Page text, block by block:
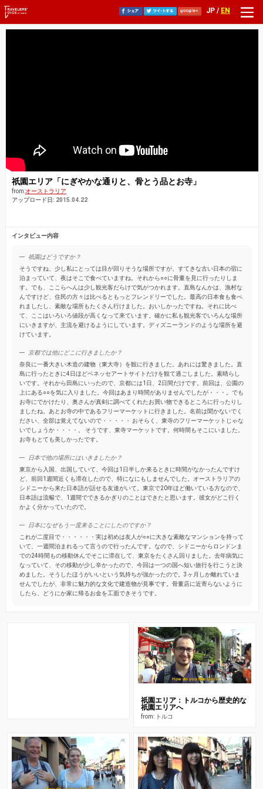
JP / EN
祇園エリア「にぎやかな通りと、骨とう品とお寺」
from:オーストラリア
アップロード日: 2015.04.22
インタビュー内容
祇園はどうですか？
そうですね、少し私にとっては目が回りそうな場所ですが、すてきな古い日本の宿に
泊まっていて、夜はそこで食べていますね。それから○○に骨董を見に行ったりしま
す。でも、ここらへんは少し観光客だらけで気がつかれます。直島なんかは、漁村な
んですけど、住民の方々は比べるともっとフレンドリーでした。最高の日本食も食べ
れましたし、素敵な場所もたくさん行けました。おいしかったですね。それに比べ
て、ここはいろいろ値段が高くなって来ています。確かに私も観光客でいろんな場所
にいきますが、主流を避けるようにしています。ディズニーランドのような場所を避
けています。
京都では他にどこに行きましたか？
奈良に一番大きい木造の建物（東大寺）を観に行きました。あれには驚きました。直
島に行ったときに4日ほどベネッセアートサイトだけを観て過ごしました。素晴らし
いです。それから田島にいったので、京都には1日、2日間だけです。前回は、公園の
上にある○○を気に入りました。今回はあまり時間がありませんでしたが・・・。でも
お寺にでかけたり、奥さんが真剣に調べてくれたお買い物できるところに行ったりし
ましたね。あとお寺の中であるフリーマーケットに行きました。名前は聞かないでく
ださい、全部は覚えてないので・・・・・ おそらく、東寺のフリーマーケットじゃな
いでしょうか・・・・。 そうです、東寺マーケットです。何時間もそこにいました。
お寺もとても美しかったです。
日本で他の場所にはいきましたか？
東京から入国、出国していて、今回は1日半しか来るときに時間がなかったんですけ
ど、前回1週間近くも滞在したので、特になにもしませんでした。オーストラリアの
シドニーから来た日本語が話せる友達がいて。東京で20年ほど働いている方なので、
日本語は流暢で、1週間でできるかぎりのことはできたと思います。彼女がどこ行く
かよく分かっていたので。
日本になぜもう一度来ることにしたのですか？
これが二度目で・・・・・・実は初めは友人が○○に大きな素敵なマンションを持って
いて、一週間泊まれるって言うので行ったんです。なので、シドニーからロンドンま
での24時間もの移動休んでそこに滞在して、東京をたくさん回りました。去年病気に
なっていて、その移動が少し辛かったので、今回は一つの国へ短い旅行を行こうと決
めました。そうしたほうがいいという気持ちが強かったので。3ヶ月しか離れていま
せんでしたが、非常に魅力的な文化で建造物が見事です。骨董店に近寄らないように
したら、どうにか家に帰るお金を工面できそうです。
祇園エリア：トルコから歴史的な
祇園エリアへ
from: トルコ